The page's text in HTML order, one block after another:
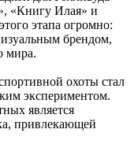
«Книгу Илая» и
этапа огромно:
брендом,
мира.
охоты стал
экспериментом.
является
привлекающей